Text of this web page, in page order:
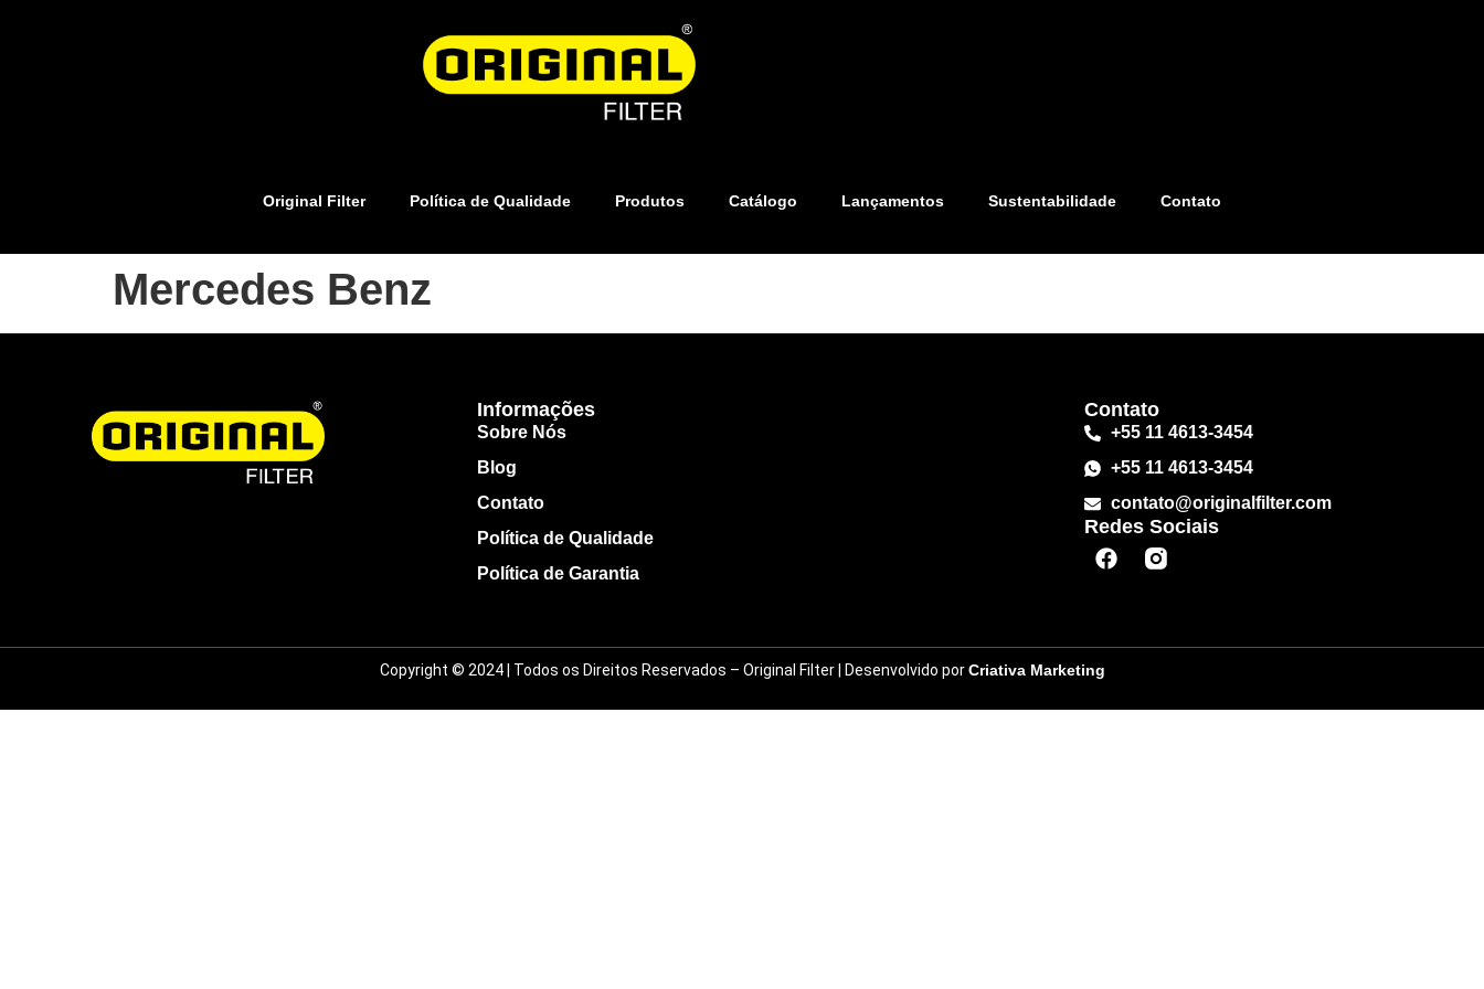
Original Filter Política de Qualidade Produtos Catálogo Lançamentos Sustentabilidade Contato
Mercedes Benz
Informações
Sobre Nós
Blog
Contato
Política de Qualidade
Política de Garantia
Contato
+55 11 4613-3454
+55 11 4613-3454
contato@originalfilter.com
Redes Sociais
Copyright © 2024 | Todos os Direitos Reservados – Original Filter | Desenvolvido porCriativa Marketing